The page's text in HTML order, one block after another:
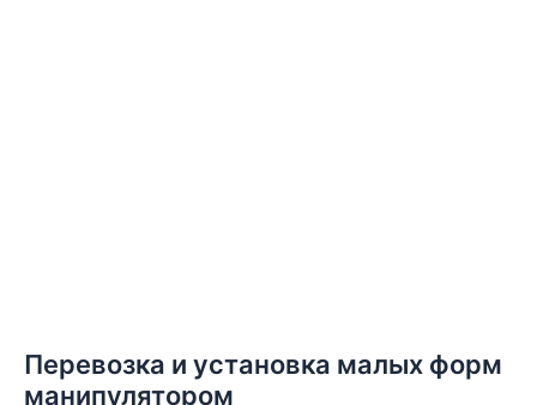
Перевозка и установка малых форм
манипулятором